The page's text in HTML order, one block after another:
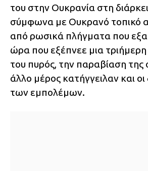
του στην Ουκρανία στη
σύμφωνα με Ουκρανό τοπικό
από ρωσικά πλήγματα που
ώρα που εξέπνεε μια
του πυρός, την παραβίαση της
άλλο μέρος κατήγγειλαν και
των εμπολέμων.